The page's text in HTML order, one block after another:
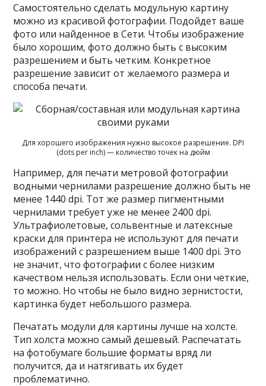
Самостоятельно сделать модульную картину
можно из красивой фотографии. Подойдет ваше
фото или найденное в Сети. Чтобы изображение
было хорошим, фото должно быть с высоким
разрешением и быть четким. Конкретное
разрешение зависит от желаемого размера и
способа печати.
Для хорошего изображения нужно высокое разрешение. DPI
(dots per inch) — количество точек на дюйм
Например, для печати метровой фотографии
водными чернилами разрешение должно быть не
менее 1440 dpi. Тот же размер пигментными
чернилами требует уже не менее 2400 dpi.
Ультрафиолетовые, сольвентные и латексные
краски для принтера не используют для печати
изображений с разрешением выше 1400 dpi. Это
не значит, что фотографии с более низким
качеством нельзя использовать. Если они четкие,
то можно. Но чтобы не было видно зернистости,
картинка будет небольшого размера.
Печатать модули для картины лучше на холсте.
Тип холста можно самый дешевый. Распечатать
на фотобумаге большие форматы вряд ли
получится, да и натягивать их будет
проблематично.